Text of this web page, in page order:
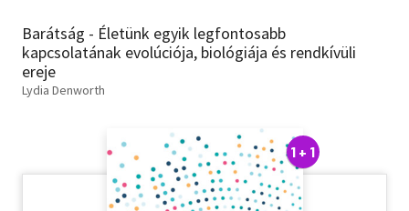
Gyermek- és ifjúsági
Hobbi, szabadidő
Barátság - Életünk egyik legfontosabb
kapcsolatának evolúciója, biológiája és rendkívüli
ereje
Lydia Denworth
1 + 1